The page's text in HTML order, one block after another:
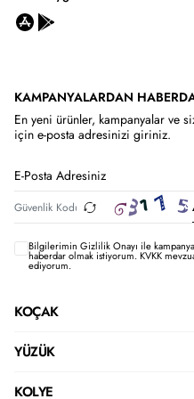
KAMPANYALARDAN
En yeni ürünler, kampanyalar ve
için e-posta adresinizi giriniz.
Bilgilerimin Gizlilik Onayı ile
haberdar olmak istiyorum.KVKK
ediyorum.
KOÇAK
YÜZÜK
KOLYE